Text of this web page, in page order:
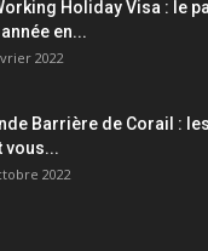
Holiday Visa : le
en...
2022
Barrière de Corail :
vous...
2022